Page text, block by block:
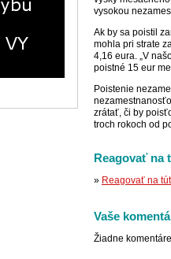
vysokou
Ak by sa poistil
mohla pri strate
4,16 eura. „V
poistné 15 eur
Poistenie
zrátať, či by
troch rokoch od
Reagovať na
» Reagovať na
Vaše
Žiadne